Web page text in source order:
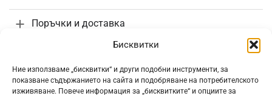
Бисквитки
Ние използваме „бисквитки“ и други подобни инструменти, за
показване съдържанието на сайта и подобряване на потребителското
изживяване. Повече информация за „бисквитките“ и опциите за
Поръчки и доставка